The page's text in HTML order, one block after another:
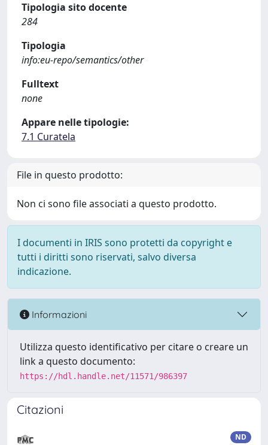
Tipologia sito docente
284
Tipologia
info:eu-repo/semantics/other
Fulltext
none
Appare nelle tipologie:
7.1 Curatela
File in questo prodotto:
Non ci sono file associati a questo prodotto.
I documenti in IRIS sono protetti da copyright e
tutti i diritti sono riservati, salvo diversa
indicazione.
Informazioni
Utilizza questo identificativo per citare o creare un
link a questo documento:
https://hdl.handle.net/11571/986397
Citazioni
ND